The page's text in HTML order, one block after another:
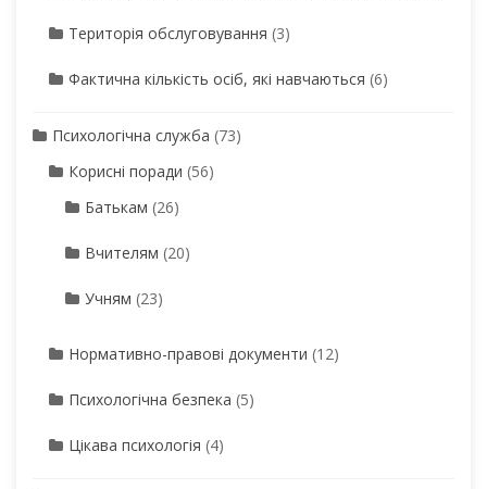
Територія обслуговування (3)
Фактична кількість осіб, які навчаються (6)
Психологічна служба (73)
Корисні поради (56)
Батькам (26)
Вчителям (20)
Учням (23)
Нормативно-правові документи (12)
Психологічна безпека (5)
Цікава психологія (4)